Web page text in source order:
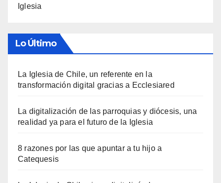
Iglesia
Lo Último
La Iglesia de Chile, un referente en la
transformación digital gracias a Ecclesiared
La digitalización de las parroquias y diócesis, una
realidad ya para el futuro de la Iglesia
8 razones por las que apuntar a tu hijo a
Catequesis